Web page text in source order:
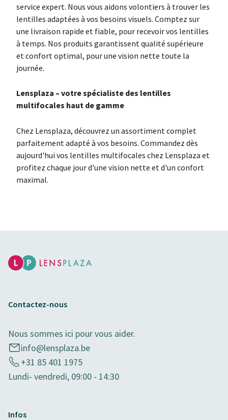
service expert. Nous vous aidons volontiers à trouver les
lentilles adaptées à vos besoins visuels. Comptez sur
une livraison rapide et fiable, pour recevoir vos lentilles
à temps. Nos produits garantissent qualité supérieure
et confort optimal, pour une vision nette toute la
journée.
Lensplaza – votre spécialiste des lentilles
multifocales haut de gamme
Chez Lensplaza, découvrez un assortiment complet
parfaitement adapté à vos besoins. Commandez dès
aujourd'hui vos lentilles multifocales chez Lensplaza et
profitez chaque jour d'une vision nette et d'un confort
maximal.
Contactez-nous
Nous sommes ici pour vous aider.
info@lensplaza.be
+31 85 401 1975
Lundi- vendredi, 09:00 - 14:30
Infos